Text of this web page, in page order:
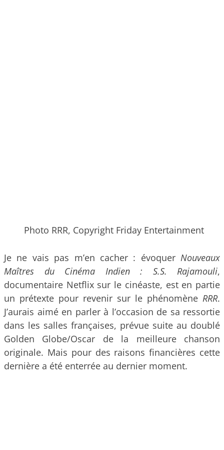
Photo RRR, Copyright Friday Entertainment
Je ne vais pas m’en cacher : évoquer Nouveaux
Maîtres du Cinéma Indien : S.S. Rajamouli,
documentaire Netflix sur le cinéaste, est en partie
un prétexte pour revenir sur le phénomène RRR.
J’aurais aimé en parler à l’occasion de sa ressortie
dans les salles françaises, prévue suite au doublé
Golden Globe/Oscar de la meilleure chanson
originale. Mais pour des raisons financières cette
dernière a été enterrée au dernier moment.